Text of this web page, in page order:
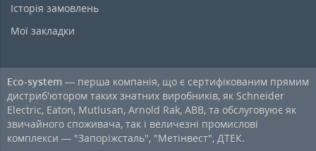
Історія замовлень
Мої закладки
Eco-system — перша компанія, що є сертифікованим прямим
дистриб'ютором таких знатних виробників, як Schneider
Electric, Eaton, Mutlusan, Arnold Rak, ABB, та обслуговуює як
звичайного споживача, так і величезні промислові
комплекси — "Запоріжсталь", "Метінвест", ДТЕК.